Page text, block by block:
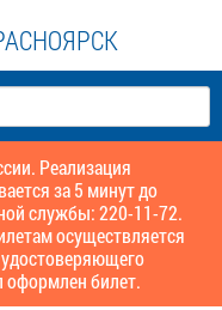
Реализация
за 5 минут до
службы: 220-11-72.
осуществляется
оформлен билет.